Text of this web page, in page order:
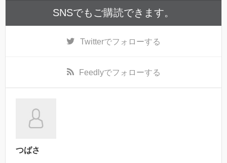
SNSでもご購読できます。
Twitterでフォローする
Feedlyでフォローする
つばさ